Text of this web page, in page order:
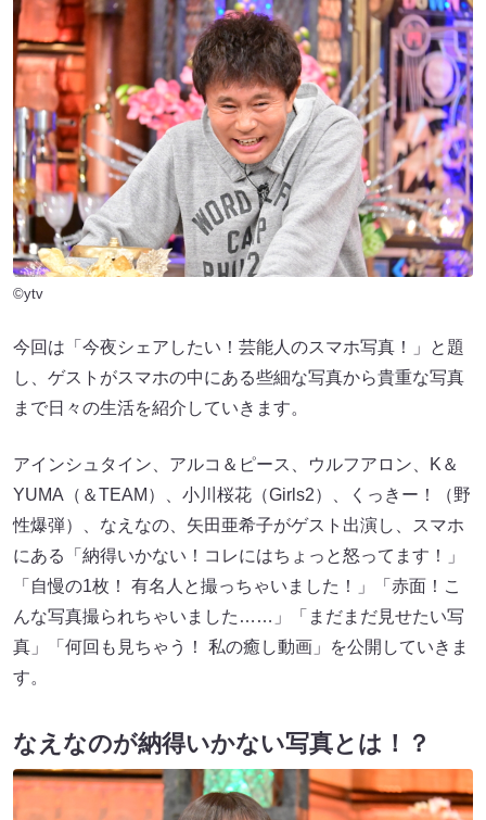
©ytv
今回は「今夜シェアしたい！芸能人のスマホ写真！」と題
し、ゲストがスマホの中にある些細な写真から貴重な写真
まで日々の生活を紹介していきます。
アインシュタイン、アルコ＆ピース、ウルフアロン、K＆
YUMA（＆TEAM）、小川桜花（Girls2）、くっきー！（野
性爆弾）、なえなの、矢田亜希子がゲスト出演し、スマホ
にある「納得いかない！コレにはちょっと怒ってます！」
「自慢の1枚！ 有名人と撮っちゃいました！」「赤面！こ
んな写真撮られちゃいました……」「まだまだ見せたい写
真」「何回も見ちゃう！ 私の癒し動画」を公開していきま
す。
なえなのが納得いかない写真とは！？